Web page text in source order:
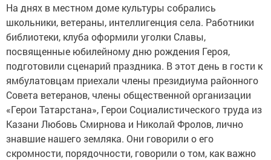
На днях в местном доме культуры собрались
школьники, ветераны, интеллигенция села. Работники
библиотеки, клуба оформили уголки Славы,
посвященные юбилейному дню рождения Героя,
подготовили сценарий праздника. В этот день в гости к
ямбулатовцам приехали члены президиума районного
Совета ветеранов, члены общественной организации
«Герои Татарстана», Герои Социалистического труда из
Казани Любовь Смирнова и Николай Фролов, лично
знавшие нашего земляка. Они говорили о его
скромности, порядочности, говорили о том, как важно